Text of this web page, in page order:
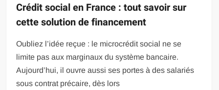
Crédit social en France : tout savoir sur
cette solution de financement
Oubliez l’idée reçue : le microcrédit social ne se
limite pas aux marginaux du système bancaire.
Aujourd’hui, il ouvre aussi ses portes à des salariés
sous contrat précaire, dès lors